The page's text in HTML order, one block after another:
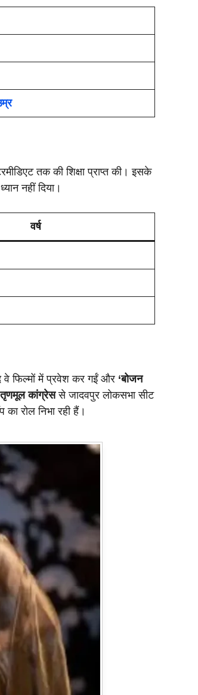
तक की शिक्षा प्राप्त की। इसके
नहीं दिया।
वर्ष
वे फिल्मों में प्रवेश कर गईं और ‘बोजन
तृणमूल कांग्रेससे जादवपुर लोकसभा सीट
रोल निभा रही हैं।